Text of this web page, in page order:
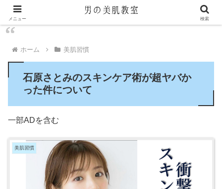
ホーム 美肌習慣
石原さとみのスキンケア術が超ヤバか
った件について
一部ADを含む
美肌習慣
メニュー 検索